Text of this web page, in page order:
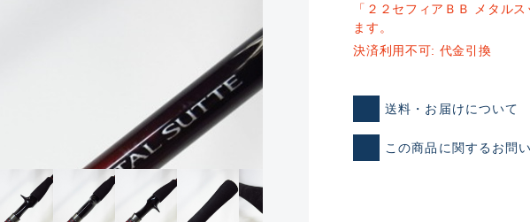
ランクとは？
新古品（メーカー問屋から
品）
※店頭展示時の置き傷が付いて
「２２セフィアＢＢ メタル
ます。
決済利用不可: 代金引換
送料・お届けについて
この商品に関するお問